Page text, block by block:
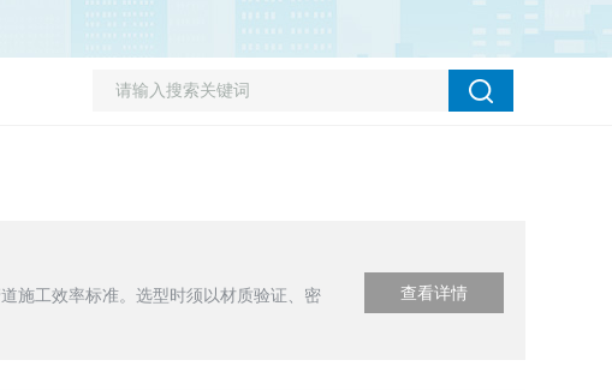
施工效率标准。选型时须以材质验证、密
查看详情